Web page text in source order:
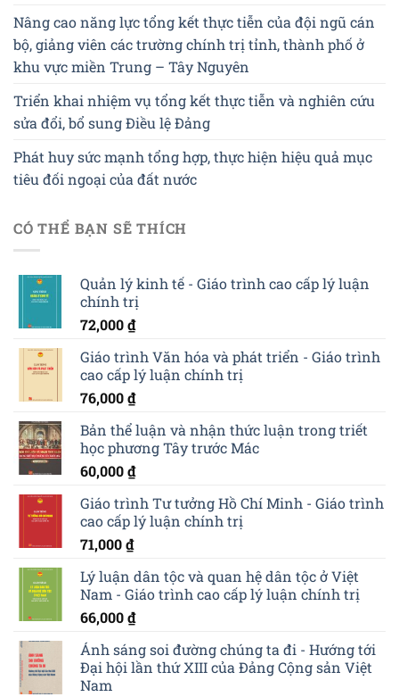
Nâng cao năng lực tổng kết thực tiễn của đội ngũ cán
bộ, giảng viên các trường chính trị tỉnh, thành phố ở
khu vực miền Trung – Tây Nguyên
Triển khai nhiệm vụ tổng kết thực tiễn và nghiên cứu
sửa đổi, bổ sung Điều lệ Đảng
Phát huy sức mạnh tổng hợp, thực hiện hiệu quả mục
tiêu đối ngoại của đất nước
CÓ THỂ BẠN SẼ THÍCH
Quản lý kinh tế - Giáo trình cao cấp lý luận
chính trị
72,000₫
Giáo trình Văn hóa và phát triển - Giáo trình
cao cấp lý luận chính trị
76,000₫
Bản thể luận và nhận thức luận trong triết
học phương Tây trước Mác
60,000₫
Giáo trình Tư tưởng Hồ Chí Minh - Giáo trình
cao cấp lý luận chính trị
71,000₫
Lý luận dân tộc và quan hệ dân tộc ở Việt
Nam - Giáo trình cao cấp lý luận chính trị
66,000₫
Ánh sáng soi đường chúng ta đi - Hướng tới
Đại hội lần thứ XIII của Đảng Cộng sản Việt
Nam